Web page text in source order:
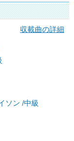
収載曲の詳細
ソン /中級